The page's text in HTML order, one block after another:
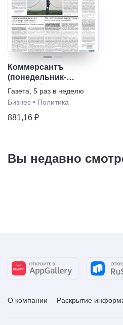
Коммерсантъ
(понедельник-
пятница)
Газета 5 раз в неделю
Бизнес • Политика
881,16 ₽
Вы недавно
О компании Раскрытие